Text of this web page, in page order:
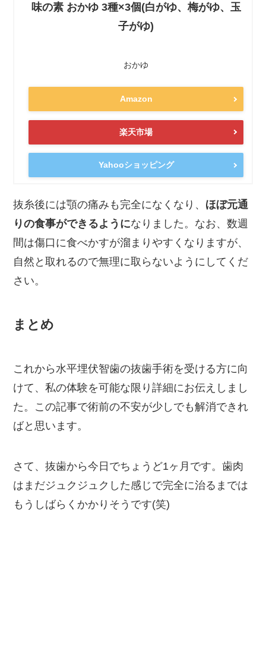
味の素 おかゆ 3種×3個(白がゆ、梅がゆ、玉
子がゆ)
おかゆ
Amazon
楽天市場
Yahooショッピング
抜糸後には顎の痛みも完全になくなり、 ほぼ元通
りの食事ができるようになりました。なお、数週
間は傷口に食べかすが溜まりやすくなりますが、
自然と取れるので無理に取らないようにしてくだ
さい。
まとめ
これから水平埋伏智歯の抜歯手術を受ける方に向
けて、私の体験を可能な限り詳細にお伝えしまし
た。この記事で術前の不安が少しでも解消できれ
ばと思います。
さて、抜歯から今日でちょうど1ヶ月です。歯肉
はまだジュクジュクした感じで完全に治るまでは
もうしばらくかかりそうです(笑)